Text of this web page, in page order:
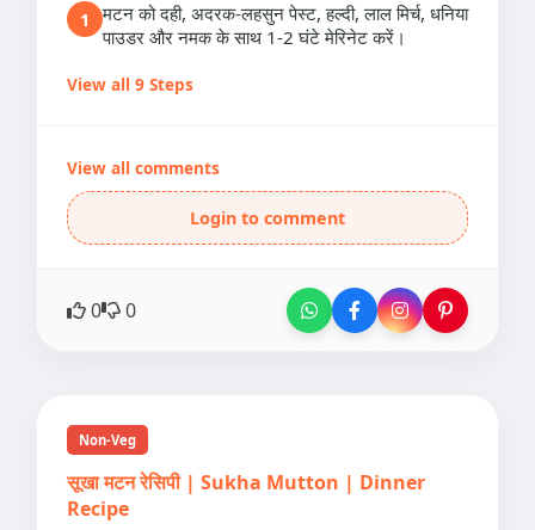
1
मटन को दही, अदरक-लहसुन पेस्ट, हल्दी, लाल मिर्च, धनिया
पाउडर और नमक के साथ 1-2 घंटे मेरिनेट करें।
View all 9 Steps
View all comments
Login to comment
0 0
Non-Veg
सूखा मटन रेसिपी | Sukha Mutton | Dinner
Recipe